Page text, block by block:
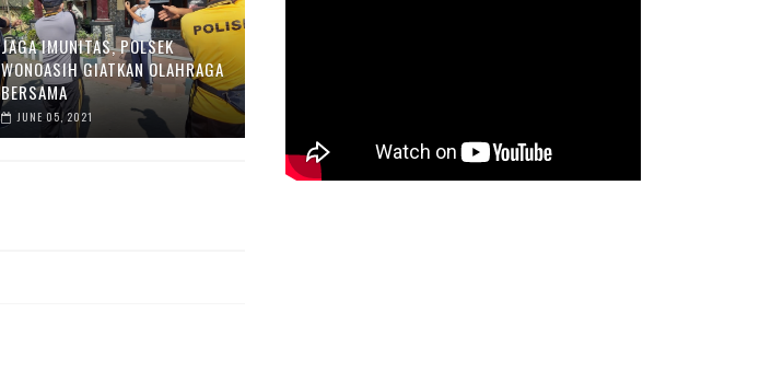
JAGA IMUNITAS, POLSEK
WONOASIH GIATKAN OLAHRAGA
BERSAMA
JUNE 05, 2021